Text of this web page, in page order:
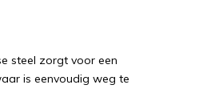
steel zorgt voor een
is eenvoudig weg te